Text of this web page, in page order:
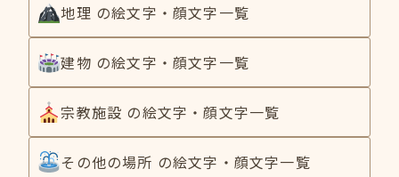
地理 の絵文字・顔文字一覧
建物 の絵文字・顔文字一覧
宗教施設 の絵文字・顔文字一覧
その他の場所 の絵文字・顔文字一覧